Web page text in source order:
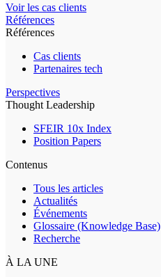
Voir les cas clients
Références
Références
Cas clients
Partenaires tech
Perspectives
Thought Leadership
SFEIR 10x Index
Position Papers
Contenus
Tous les articles
Actualités
Événements
Glossaire (Knowledge Base)
Recherche
À LA UNE